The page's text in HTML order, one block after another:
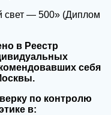
— 500» (Диплом
в Реестр
себя
по контролю
в: